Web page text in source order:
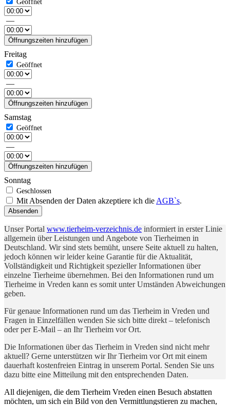
—
Öffnungszeiten hinzufügen
Freitag
—
Öffnungszeiten hinzufügen
Samstag
—
Öffnungszeiten hinzufügen
Sonntag
Mit Absenden der Daten akzeptiere ich die AGB`s.
Absenden
Unser Portal www.tierheim-verzeichnis.de informiert in erster Linie
allgemein über Leistungen und Angebote von Tierheimen in
Deutschland. Wir sind stets bemüht, unsere Seite aktuell zu halten,
jedoch können wir leider keine Garantie für die Aktualität,
Vollständigkeit und Richtigkeit spezieller Informationen über
einzelne Tierheime übernehmen. Bei den Informationen rund um
Tierheime in Vreden kann es somit unter Umständen Abweichungen
geben.
Für genaue Informationen rund um das Tierheim in Vreden und
Fragen in Einzelfällen wenden Sie sich bitte direkt – telefonisch
oder per E-Mail – an Ihr Tierheim vor Ort.
Die Informationen über das Tierheim in Vreden sind nicht mehr
aktuell? Gerne unterstützen wir Ihr Tierheim vor Ort mit einem
dauerhaft kostenfreien Eintrag in unserem Portal. Senden Sie uns
dazu bitte eine Mitteilung mit den entsprechenden Daten.
All diejenigen, die dem Tierheim Vreden einen Besuch abstatten
möchten, um sich ein Bild von den Vermittlungstieren zu machen,